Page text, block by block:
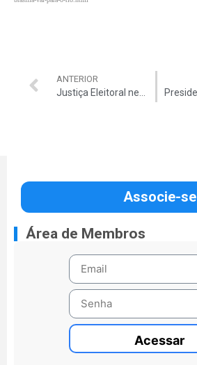
ANTERIOR
Associe-se
Área de Membros
Acessar